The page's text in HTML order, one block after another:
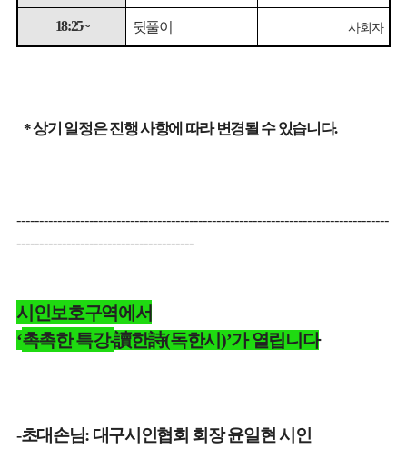
18:25~ 뒷풀이 사회자
*상기 일정은 진행 사항에 따라 변경될 수 있습니다.
----------------------------------------------------------------------------------
---------------------------------------
시인보호구역에서
‘촉촉한 특강-讀한詩(독한시)’가 열립니다
-초대손님: 대구시인협회 회장 윤일현 시인